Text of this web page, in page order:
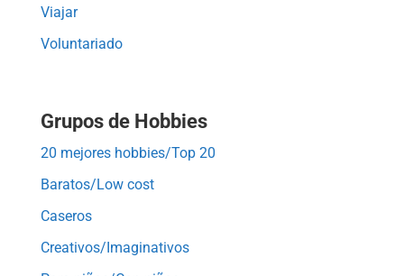
Viajar
Voluntariado
Grupos de Hobbies
20 mejores hobbies/Top 20
Baratos/Low cost
Caseros
Creativos/Imaginativos